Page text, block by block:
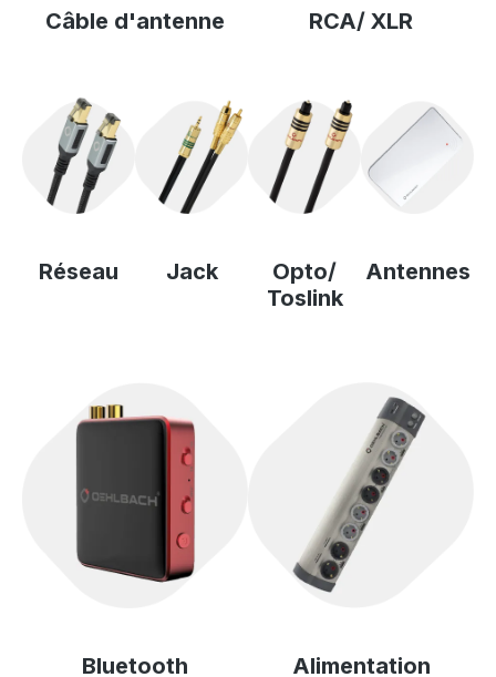
Câble d'antenne RCA/ XLR
Réseau Jack
Opto/
Toslink
Antennes
Bluetooth Alimentation